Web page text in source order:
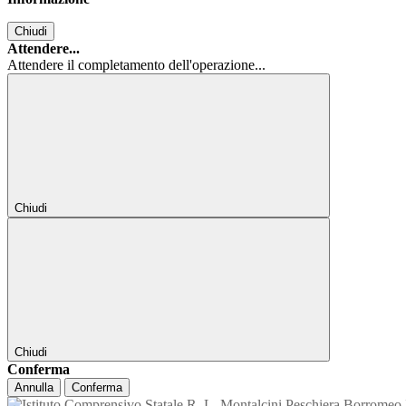
Chiudi
Attendere...
Attendere il completamento dell'operazione...
Chiudi
Chiudi
Conferma
Annulla Conferma